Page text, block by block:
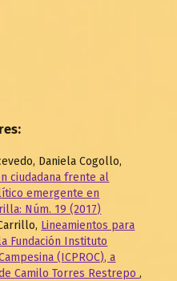
Daniela Cogollo,
ciudadana frente al
emergente en
Núm. 19 (2017)
Lineamientos para
Fundación Instituto
(ICPROC), a
Camilo Torres Restrepo,